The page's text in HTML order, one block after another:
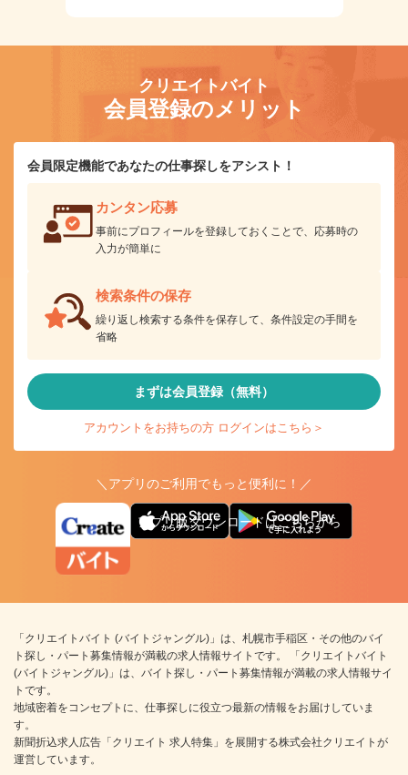
クリエイトバイト
会員登録のメリット
会員限定機能であなたの仕事探しをアシスト！
カンタン応募
事前にプロフィールを登録しておくことで、応募時の
入力が簡単に
検索条件の保存
繰り返し検索する条件を保存して、条件設定の手間を
省略
まずは会員登録（無料）
アカウントをお持ちの方 ログインはこちら＞
＼アプリのご利用でもっと便利に！／
アプリ版ダウンロードはこちらから
「クリエイトバイト (バイトジャングル)」は、札幌市手稲区・その他のバイ
ト探し・パート募集情報が満載の求人情報サイトです。 「クリエイトバイト
(バイトジャングル)」は、バイト探し・パート募集情報が満載の求人情報サイ
トです。
地域密着をコンセプトに、仕事探しに役立つ最新の情報をお届けしていま
す。
新聞折込求人広告「クリエイト 求人特集」を展開する株式会社クリエイトが
運営しています。